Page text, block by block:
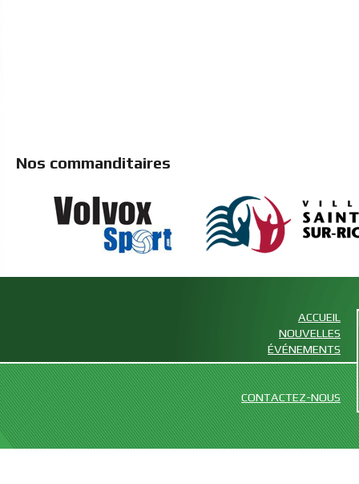
Nos commanditaires
ACCUEIL
NOUVELLES
ÉVÉNEMENTS
CONTACTEZ-NOUS